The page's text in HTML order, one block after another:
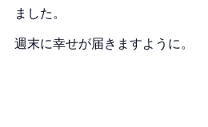
ました。
週末に幸せが届きますように。